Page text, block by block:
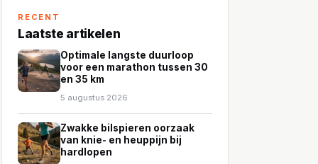
RECENT
Laatste artikelen
Optimale langste duurloop
voor een marathon tussen 30
en 35 km
5 augustus 2026
Zwakke bilspieren oorzaak
van knie- en heuppijn bij
hardlopen